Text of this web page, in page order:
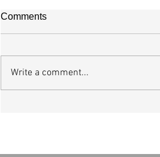
교회소식 26-08-02 성찬주일
이번주 암송구절 *엡 5:2 그리스도
Comments
Write a comment...